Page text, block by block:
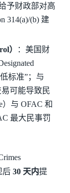
予财政部对高
314(a)/(b) 建
）
：美国财
标准”；与
可能导致民
与 OFAC 和
最大民事罚
后 30 天内提